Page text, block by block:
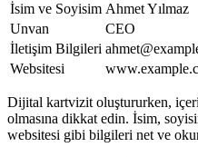
İsim ve Soyisim Ahmet Yılmaz
Unvan
CEO
İletişim Bilgileri
Websitesi
Dijital kartvizit oluştururken,
olmasına dikkat edin. İsim,
websitesi gibi bilgileri net ve